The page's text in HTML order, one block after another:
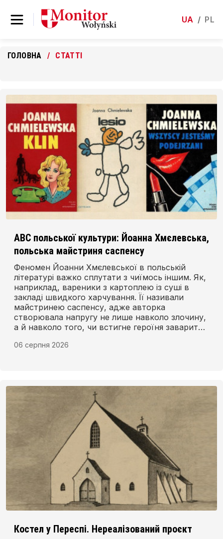
UA / PL
ГОЛОВНА СТАТТІ
АВС польської культури: Йоанна Хмєлевська,
польська майстриня саспенсу
Феномен Йоанни Хмєлевської в польській
літературі важко сплутати з чиїмось іншим. Як,
наприклад, вареники з картоплею із суші в
закладі швидкого харчування. Її називали
майстринею саспенсу, адже авторка
створювала напругу не лише навколо злочину,
а й навколо того, чи встигне героїня заварити
06 серпня 2026
Костел у Переспі. Нереалізований проєкт